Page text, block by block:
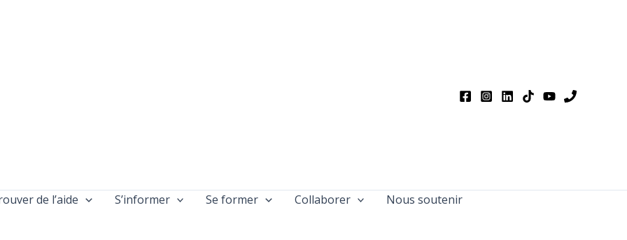
de l’aide S’informer Se former Collaborer Nous soutenir